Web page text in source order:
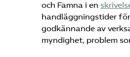
och Famna i en
handläggningstider
godkännande av
myndighet, problem